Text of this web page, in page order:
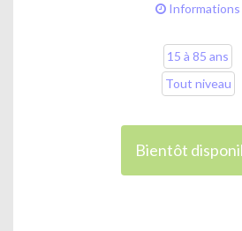
Informations
15 à 85 ans
Tout niveau
Bientôt